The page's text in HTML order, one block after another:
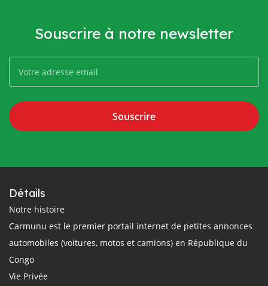
Souscrire à notre newsletter
Souscrire
Détails
Notre histoire
Carmunu est le premier portail internet de petites annonces
automobiles (voitures, motos et camions) en République du
Congo
Vie Privée